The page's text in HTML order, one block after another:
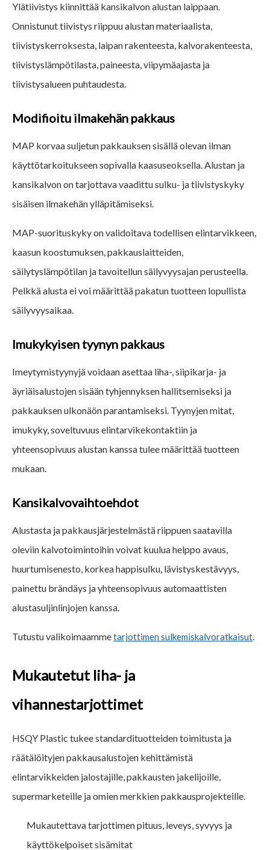
Ylätiivistys kiinnittää kansikalvon alustan laippaan.
Onnistunut tiivistys riippuu alustan materiaalista,
tiivistyskerroksesta, laipan rakenteesta, kalvorakenteesta,
tiivistyslämpötilasta, paineesta, viipymäajasta ja
tiivistysalueen puhtaudesta.
Modifioitu ilmakehän pakkaus
MAP korvaa suljetun pakkauksen sisällä olevan ilman
käyttötarkoitukseen sopivalla kaasuseoksella. Alustan ja
kansikalvon on tarjottava vaadittu sulku- ja tiivistyskyky
sisäisen ilmakehän ylläpitämiseksi.
MAP-suorituskyky on validoitava todellisen elintarvikkeen,
kaasun koostumuksen, pakkauslaitteiden,
säilytyslämpötilan ja tavoitellun säilyvyysajan perusteella.
Pelkkä alusta ei voi määrittää pakatun tuotteen lopullista
säilyvyysaikaa.
Imukykyisen tyynyn pakkaus
Imeytymistyynyjä voidaan asettaa liha-, siipikarja- ja
äyriäisalustojen sisään tyhjennyksen hallitsemiseksi ja
pakkauksen ulkonäön parantamiseksi. Tyynyjen mitat,
imukyky, soveltuvuus elintarvikekontaktiin ja
yhteensopivuus alustan kanssa tulee määrittää tuotteen
mukaan.
Kansikalvovaihtoehdot
Alustasta ja pakkausjärjestelmästä riippuen saatavilla
oleviin kalvotoimintoihin voivat kuulua helppo avaus,
huurtumisenesto, korkea happisulku, lävistyskestävyys,
painettu brändäys ja yhteensopivuus automaattisten
alustasuljinlinjojen kanssa.
Tutustu valikoimaammetarjottimen sulkemiskalvoratkaisut.
Mukautetut liha- ja
vihannestarjottimet
HSQY Plastic tukee standardituotteiden toimitusta ja
räätälöityjen pakkausalustojen kehittämistä
elintarvikkeiden jalostajille, pakkausten jakelijoille,
supermarketeille ja omien merkkien pakkausprojekteille.
Mukautettava tarjottimen pituus, leveys, syvyys ja
käyttökelpoiset sisämitat